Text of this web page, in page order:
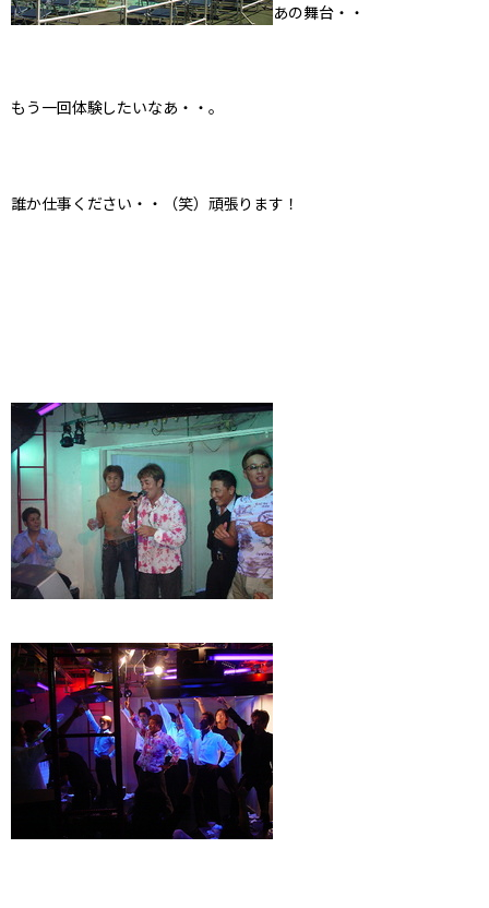
あの舞台・・
もう一回体験したいなあ・・。
誰か仕事ください・・（笑）頑張ります！